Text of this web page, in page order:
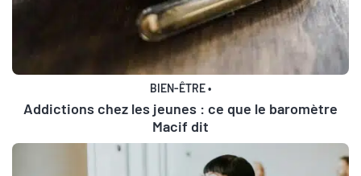
BIEN-ÊTRE•
Addictions chez les jeunes : ce que le baromètre
Macif dit